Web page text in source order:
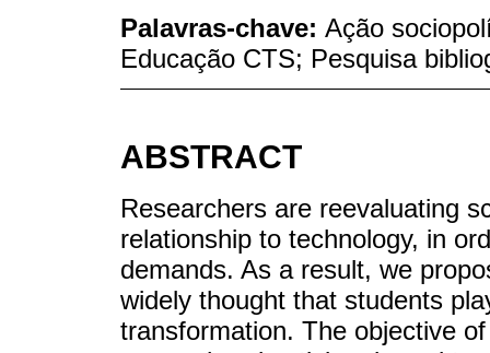
Palavras-chave: Ação
Educação CTS; Pesquisa
ABSTRACT
Researchers are reevaluating
relationship to technology, in
demands. As a result, we
widely thought that students
transformation. The objective